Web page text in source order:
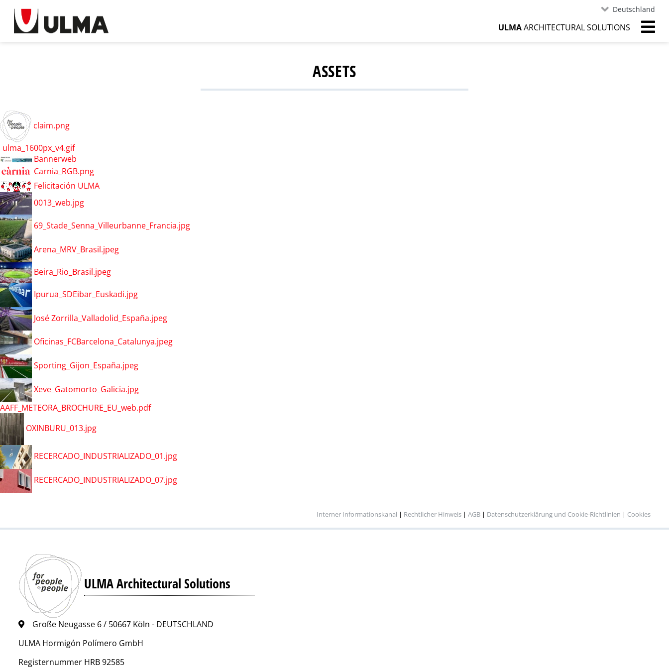
Deutschland
ULMAARCHITECTURAL SOLUTIONS
ASSETS
claim.png
ulma_1600px_v4.gif
Bannerweb
Carnia_RGB.png
Felicitación ULMA
0013_web.jpg
69_Stade_Senna_Villeurbanne_Francia.jpg
Arena_MRV_Brasil.jpeg
Beira_Rio_Brasil.jpeg
Ipurua_SDEibar_Euskadi.jpg
José Zorrilla_Valladolid_España.jpeg
Oficinas_FCBarcelona_Catalunya.jpeg
Sporting_Gijon_España.jpeg
Xeve_Gatomorto_Galicia.jpg
AAFF_METEORA_BROCHURE_EU_web.pdf
OXINBURU_013.jpg
RECERCADO_INDUSTRIALIZADO_01.jpg
RECERCADO_INDUSTRIALIZADO_07.jpg
Interner Informationskanal | Rechtlicher Hinweis | AGB | Datenschutzerklärung und Cookie-Richtlinien | Cookies
ULMA Architectural Solutions
Große Neugasse 6 / 50667 Köln - DEUTSCHLAND
ULMA Hormigón Polímero GmbH
Registernummer HRB 92585